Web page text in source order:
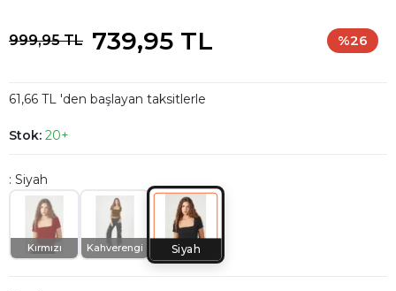
999,95 TL 739,95 TL %26
61,66 TL 'den başlayan taksitlerle
Stok: 20+
: Siyah
Kırmızı Kahverengi Siyah